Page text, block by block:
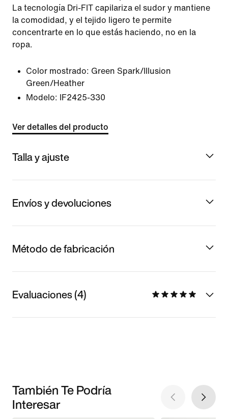
La tecnología Dri-FIT capilariza el sudor y mantiene
la comodidad, y el tejido ligero te permite
concentrarte en lo que estás haciendo, no en la
ropa.
Color mostrado: Green Spark/Illusion
Green/Heather
Modelo:
IF2425-330
Ver detalles del producto
Talla y ajuste
Envíos y devoluciones
Método de fabricación
Evaluaciones (4)
También Te Podría
Interesar